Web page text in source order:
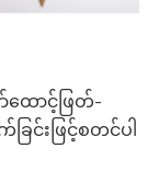
ောင့်ဖြတ်-
င်းဖြင့်စတင်ပါ